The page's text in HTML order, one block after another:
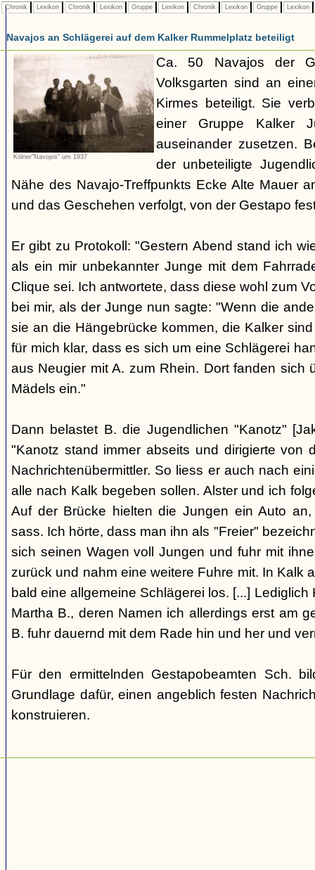
Chronik Lexikon Chronik Lexikon Gruppe Lexikon Chronik Lexikon Gruppe Lexikon
Navajos an Schlägerei auf dem Kalker Rummelplatz beteiligt
Kölner"Navojos" um 1937
Ca. 50 Navajos der
Volksgarten sind an
Kirmes beteiligt. Sie
einer Gruppe Kalker
auseinander zusetzen.
der unbeteiligte
Nähe des Navajo-Treffpunkts Ecke Alte Mauer
und das Geschehen verfolgt, von der Gestapo
Er gibt zu Protokoll: "Gestern Abend stand ich
als ein mir unbekannter Junge mit dem
Clique sei. Ich antwortete, dass diese wohl zum
bei mir, als der Junge nun sagte: "Wenn die
sie an die Hängebrücke kommen, die Kalker
für mich klar, dass es sich um eine Schlägerei
aus Neugier mit A. zum Rhein. Dort fanden sich
Mädels ein."
Dann belastet B. die Jugendlichen "Kanotz"
"Kanotz stand immer abseits und dirigierte von
Nachrichtenübermittler. So liess er auch nach
alle nach Kalk begeben sollen. Alster und ich
Auf der Brücke hielten die Jungen ein Auto
sass. Ich hörte, dass man ihn als "Freier"
sich seinen Wagen voll Jungen und fuhr mit
zurück und nahm eine weitere Fuhre mit. In Kalk
bald eine allgemeine Schlägerei los. [...]
Martha B., deren Namen ich allerdings erst am
B. fuhr dauernd mit dem Rade hin und her und
Für den ermittelnden Gestapobeamten Sch.
Grundlage dafür, einen angeblich festen
konstruieren.